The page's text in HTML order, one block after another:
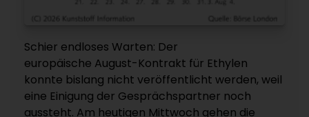
Schier endloses Warten: Der
europäische August-Kontrakt für Ethylen
konnte bislang nicht veröffentlicht werden, weil
eine Einigung der Gesprächspartner noch
aussteht. Am heutigen Mittwoch gehen die